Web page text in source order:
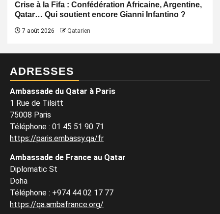
Crise à la Fifa : Confédération Africaine, Argentine,
Qatar… Qui soutient encore Gianni Infantino ?
7 août 2026 Qatarien
ADRESSES
Ambassade du Qatar à Paris
1 Rue de Tilsitt
75008 Paris
Téléphone : 01 45 51 90 71
https://paris.embassy.qa/fr
Ambassade de France au Qatar
Diplomatic St
Doha
Téléphone : +974 44 02 17 77
https://qa.ambafrance.org/